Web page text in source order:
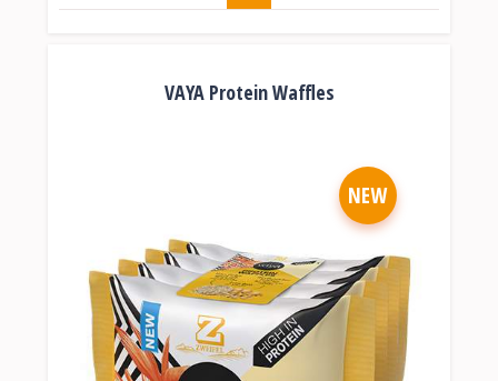
VAYA Protein Waffles
NEW